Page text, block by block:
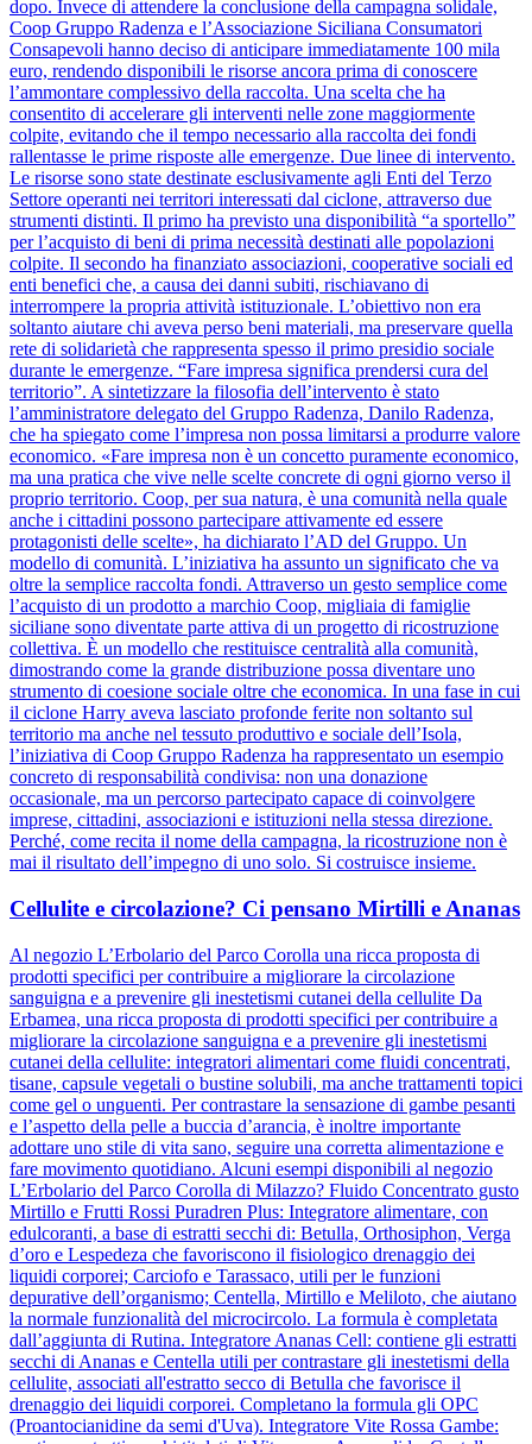
dopo. Invece di attendere la conclusione della campagna solidale,
Coop Gruppo Radenza e l’Associazione Siciliana Consumatori
Consapevoli hanno deciso di anticipare immediatamente 100 mila
euro, rendendo disponibili le risorse ancora prima di conoscere
l’ammontare complessivo della raccolta. Una scelta che ha
consentito di accelerare gli interventi nelle zone maggiormente
colpite, evitando che il tempo necessario alla raccolta dei fondi
rallentasse le prime risposte alle emergenze. Due linee di intervento.
Le risorse sono state destinate esclusivamente agli Enti del Terzo
Settore operanti nei territori interessati dal ciclone, attraverso due
strumenti distinti. Il primo ha previsto una disponibilità “a sportello”
per l’acquisto di beni di prima necessità destinati alle popolazioni
colpite. Il secondo ha finanziato associazioni, cooperative sociali ed
enti benefici che, a causa dei danni subiti, rischiavano di
interrompere la propria attività istituzionale. L’obiettivo non era
soltanto aiutare chi aveva perso beni materiali, ma preservare quella
rete di solidarietà che rappresenta spesso il primo presidio sociale
durante le emergenze. “Fare impresa significa prendersi cura del
territorio”. A sintetizzare la filosofia dell’intervento è stato
l’amministratore delegato del Gruppo Radenza, Danilo Radenza,
che ha spiegato come l’impresa non possa limitarsi a produrre valore
economico. «Fare impresa non è un concetto puramente economico,
ma una pratica che vive nelle scelte concrete di ogni giorno verso il
proprio territorio. Coop, per sua natura, è una comunità nella quale
anche i cittadini possono partecipare attivamente ed essere
protagonisti delle scelte», ha dichiarato l’AD del Gruppo. Un
modello di comunità. L’iniziativa ha assunto un significato che va
oltre la semplice raccolta fondi. Attraverso un gesto semplice come
l’acquisto di un prodotto a marchio Coop, migliaia di famiglie
siciliane sono diventate parte attiva di un progetto di ricostruzione
collettiva. È un modello che restituisce centralità alla comunità,
dimostrando come la grande distribuzione possa diventare uno
strumento di coesione sociale oltre che economica. In una fase in cui
il ciclone Harry aveva lasciato profonde ferite non soltanto sul
territorio ma anche nel tessuto produttivo e sociale dell’Isola,
l’iniziativa di Coop Gruppo Radenza ha rappresentato un esempio
concreto di responsabilità condivisa: non una donazione
occasionale, ma un percorso partecipato capace di coinvolgere
imprese, cittadini, associazioni e istituzioni nella stessa direzione.
Perché, come recita il nome della campagna, la ricostruzione non è
mai il risultato dell’impegno di uno solo. Si costruisce insieme.
Cellulite e circolazione? Ci pensano Mirtilli e Ananas
Al negozio L’Erbolario del Parco Corolla una ricca proposta di
prodotti specifici per contribuire a migliorare la circolazione
sanguigna e a prevenire gli inestetismi cutanei della cellulite Da
Erbamea, una ricca proposta di prodotti specifici per contribuire a
migliorare la circolazione sanguigna e a prevenire gli inestetismi
cutanei della cellulite: integratori alimentari come fluidi concentrati,
tisane, capsule vegetali o bustine solubili, ma anche trattamenti topici
come gel o unguenti. Per contrastare la sensazione di gambe pesanti
e l’aspetto della pelle a buccia d’arancia, è inoltre importante
adottare uno stile di vita sano, seguire una corretta alimentazione e
fare movimento quotidiano. Alcuni esempi disponibili al negozio
L’Erbolario del Parco Corolla di Milazzo? Fluido Concentrato gusto
Mirtillo e Frutti Rossi Puradren Plus: Integratore alimentare, con
edulcoranti, a base di estratti secchi di: Betulla, Orthosiphon, Verga
d’oro e Lespedeza che favoriscono il fisiologico drenaggio dei
liquidi corporei; Carciofo e Tarassaco, utili per le funzioni
depurative dell’organismo; Centella, Mirtillo e Meliloto, che aiutano
la normale funzionalità del microcircolo. La formula è completata
dall’aggiunta di Rutina. Integratore Ananas Cell: contiene gli estratti
secchi di Ananas e Centella utili per contrastare gli inestetismi della
cellulite, associati all'estratto secco di Betulla che favorisce il
drenaggio dei liquidi corporei. Completano la formula gli OPC
(Proantocianidine da semi d'Uva). Integratore Vite Rossa Gambe: